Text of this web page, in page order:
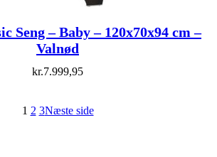
Seng – Baby – 120x70x94 cm –
Valnød
kr.7.999,95
1 2 3Næste side